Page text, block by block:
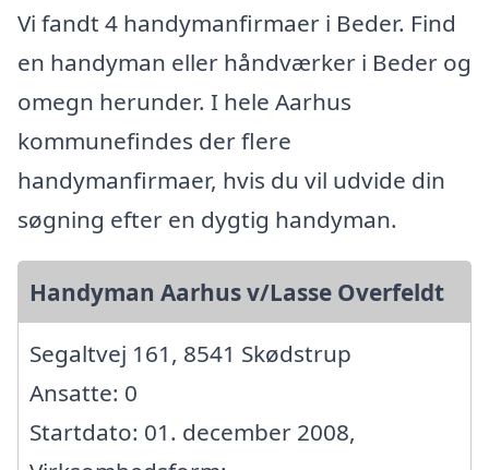
Vi fandt 4 handymanfirmaer i Beder. Find
en handyman eller håndværker i Beder og
omegn herunder. I hele Aarhus
kommunefindes der flere
handymanfirmaer, hvis du vil udvide din
søgning efter en dygtig handyman.
Handyman Aarhus v/Lasse Overfeldt
Segaltvej 161, 8541 Skødstrup
Ansatte: 0
Startdato: 01. december 2008,